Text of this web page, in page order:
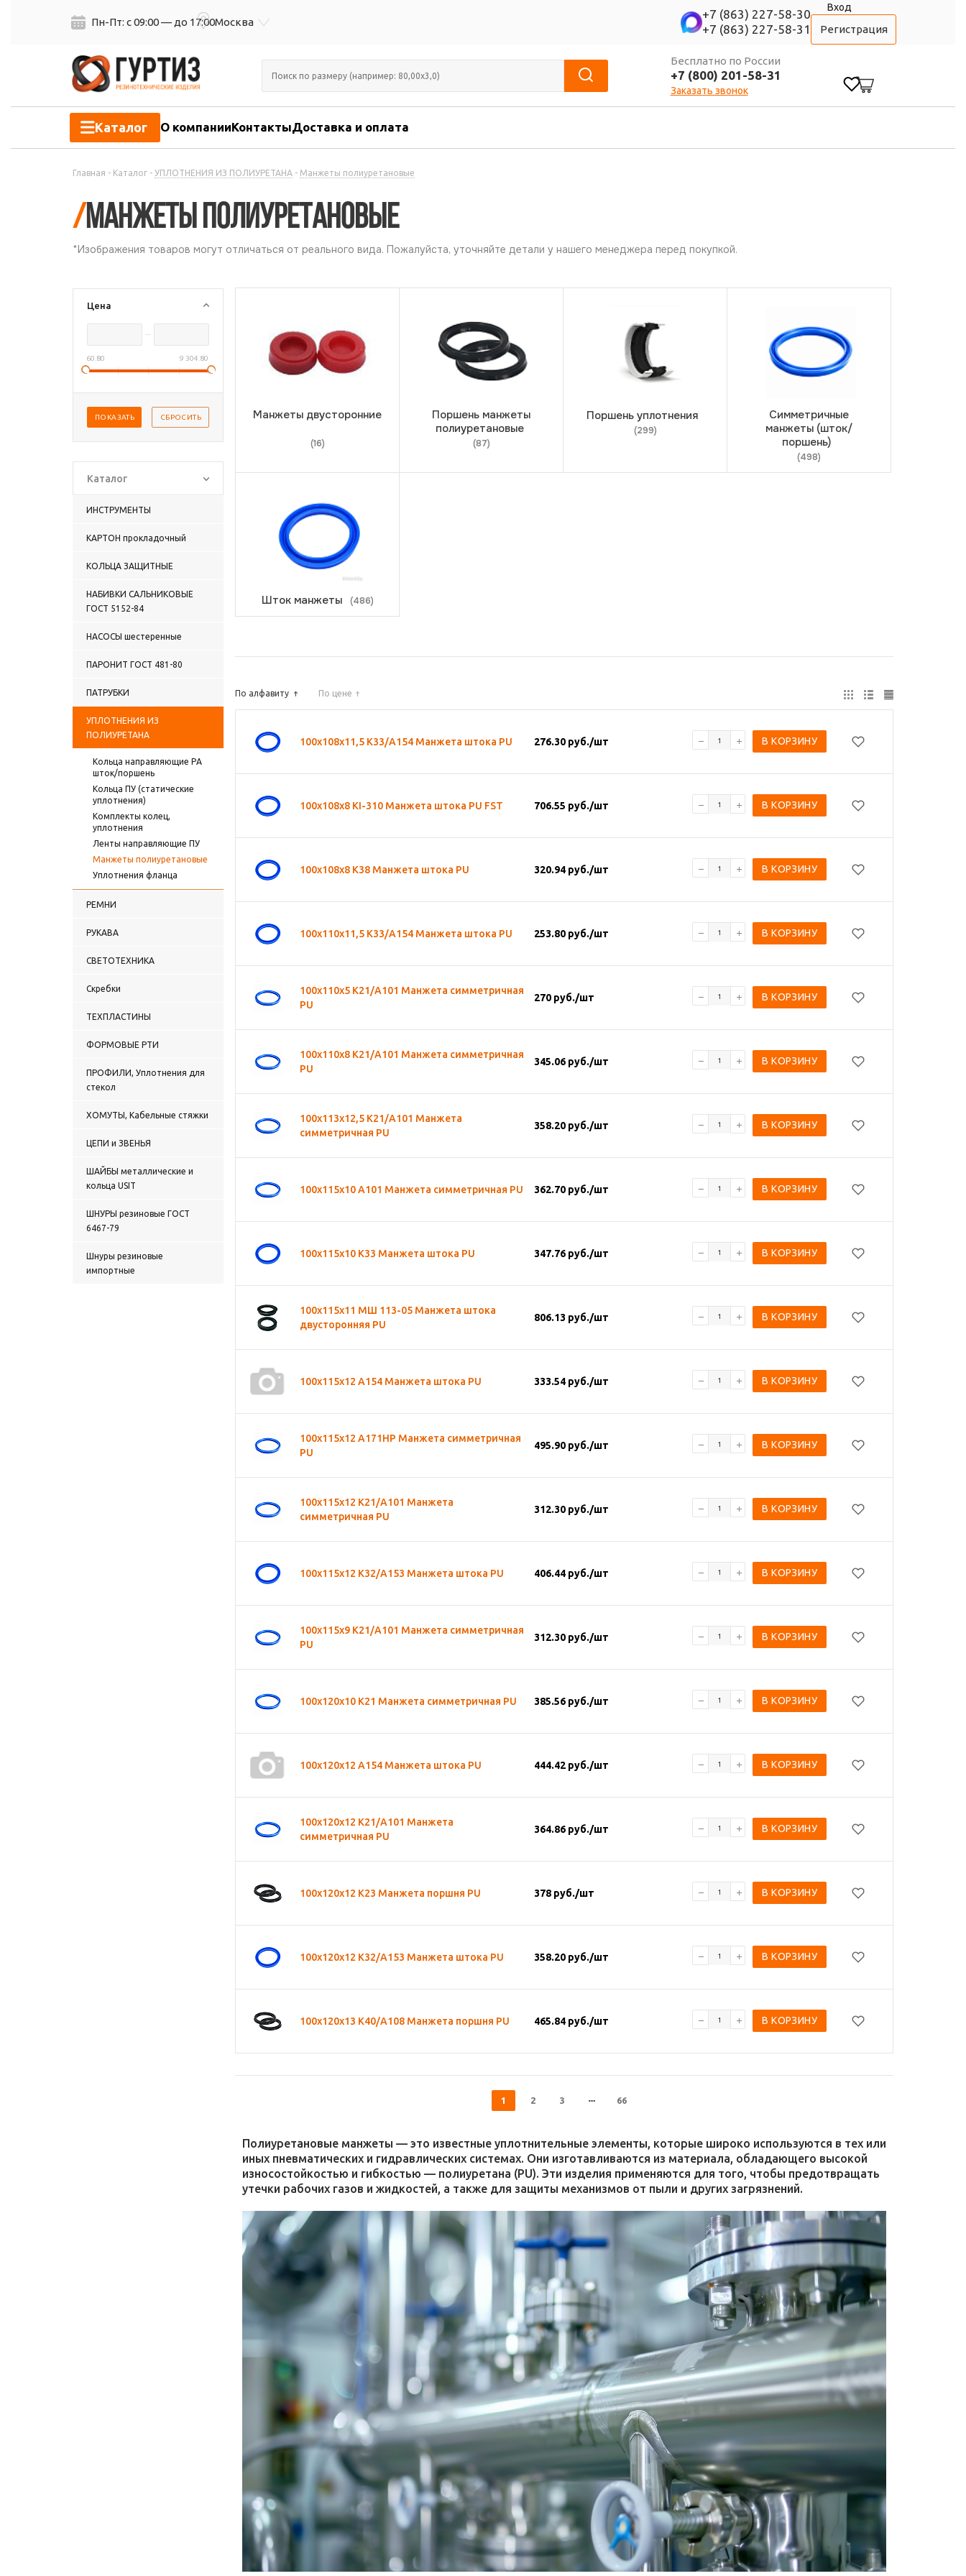
Пн-Пт: с 09:00 — до 17:00Москва
+7 (863) 227-58-30
+7 (863) 227-58-31
Вход
Регистрация
Бесплатно по России
+7 (800) 201-58-31
Заказать звонок
Каталог О компанииКонтактыДоставка и оплата
Главная - Каталог - УПЛОТНЕНИЯ ИЗ ПОЛИУРЕТАНА - Манжеты полиуретановые
/Манжеты полиуретановые
*Изображения товаров могут отличаться от реального вида. Пожалуйста, уточняйте детали у нашего менеджера перед покупкой.
Цена
60.80 9 304.80
Каталог
ИНСТРУМЕНТЫ
КАРТОН прокладочный
КОЛЬЦА ЗАЩИТНЫЕ
НАБИВКИ САЛЬНИКОВЫЕ
ГОСТ 5152-84
НАСОСЫ шестеренные
ПАРОНИТ ГОСТ 481-80
ПАТРУБКИ
УПЛОТНЕНИЯ ИЗ
ПОЛИУРЕТАНА
Кольца направляющие PА
шток/поршень
Кольца ПУ (статические
уплотнения)
Комплекты колец,
уплотнения
Ленты направляющие ПУ
Манжеты полиуретановые
Уплотнения фланца
РЕМНИ
РУКАВА
СВЕТОТЕХНИКА
Скребки
ТЕХПЛАСТИНЫ
ФОРМОВЫЕ РТИ
ПРОФИЛИ, Уплотнения для
стекол
ХОМУТЫ, Кабельные стяжки
ЦЕПИ и ЗВЕНЬЯ
ШАЙБЫ металлические и
кольца USIT
ШНУРЫ резиновые ГОСТ
6467-79
Шнуры резиновые
импортные
Манжеты двусторонние
(16)
Поршень манжеты
полиуретановые
(87)
Поршень уплотнения
(299)
Симметричные
манжеты (шток/
поршень)
(498)
Шток манжеты (486)
По алфавиту По цене
100х108х11,5 К33/А154 Манжета штока PU 276.30 руб./шт В КОРЗИНУ
100х108х8 KI-310 Манжета штока PU FST 706.55 руб./шт В КОРЗИНУ
100х108х8 К38 Манжета штока PU 320.94 руб./шт В КОРЗИНУ
100х110х11,5 К33/А154 Манжета штока PU 253.80 руб./шт В КОРЗИНУ
100х110х5 К21/А101 Манжета симметричная
PU
270 руб./шт В КОРЗИНУ
100х110х8 К21/А101 Манжета симметричная
PU
345.06 руб./шт В КОРЗИНУ
100х113х12,5 К21/А101 Манжета
симметричная PU
358.20 руб./шт В КОРЗИНУ
100х115х10 А101 Манжета симметричная PU 362.70 руб./шт В КОРЗИНУ
100х115х10 К33 Манжета штока PU 347.76 руб./шт В КОРЗИНУ
100х115х11 МШ 113-05 Манжета штока
двусторонняя PU
806.13 руб./шт В КОРЗИНУ
100х115х12 А154 Манжета штока PU 333.54 руб./шт В КОРЗИНУ
100х115х12 А171HP Манжета симметричная
PU
495.90 руб./шт В КОРЗИНУ
100х115х12 К21/А101 Манжета
симметричная PU
312.30 руб./шт В КОРЗИНУ
100х115х12 К32/А153 Манжета штока PU 406.44 руб./шт В КОРЗИНУ
100х115х9 К21/А101 Манжета симметричная
PU
312.30 руб./шт В КОРЗИНУ
100х120х10 К21 Манжета симметричная PU 385.56 руб./шт В КОРЗИНУ
100х120х12 А154 Манжета штока PU 444.42 руб./шт В КОРЗИНУ
100х120х12 К21/А101 Манжета
симметричная PU
364.86 руб./шт В КОРЗИНУ
100х120х12 К23 Манжета поршня PU 378 руб./шт В КОРЗИНУ
100х120х12 К32/А153 Манжета штока PU 358.20 руб./шт В КОРЗИНУ
100х120х13 К40/А108 Манжета поршня PU 465.84 руб./шт В КОРЗИНУ
1 2 3 66
Полиуретановые манжеты — это известные уплотнительные элементы, которые широко используются в тех или
иных пневматических и гидравлических системах. Они изготавливаются из материала, обладающего высокой
износостойкостью и гибкостью — полиуретана (PU). Эти изделия применяются для того, чтобы предотвращать
утечки рабочих газов и жидкостей, а также для защиты механизмов от пыли и других загрязнений.